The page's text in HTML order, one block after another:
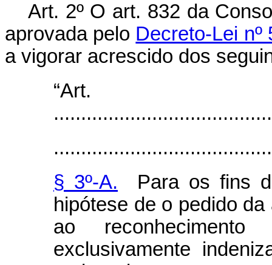
Art. 2º O art. 832 da
aprovada pelo Decreto-Lei nº
a vigorar acrescido dos
§ 3º-A. Para os fins
hipótese de o pedido
ao
exclusivamente